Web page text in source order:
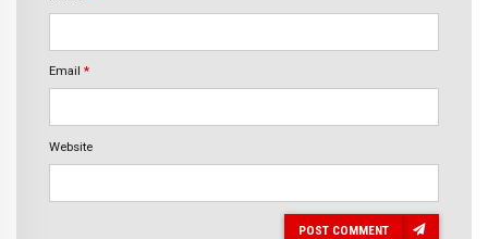
Email *
Website
POST COMMENT